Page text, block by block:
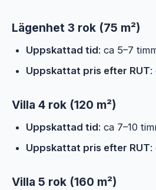
Lägenhet 3 rok (75 m²)
Uppskattad tid: ca 5–7
Uppskattat pris efter RUT:
Villa 4 rok (120 m²)
Uppskattad tid: ca 7–10
Uppskattat pris efter RUT:
Villa 5 rok (160 m²)